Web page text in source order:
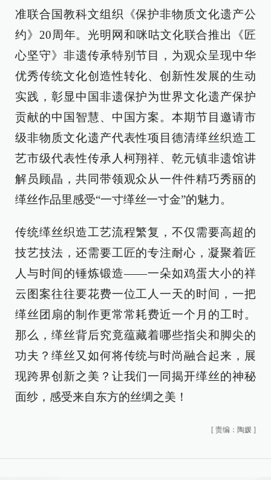
准联合国教科文组织《保护非物质文化遗产公
约》20周年。光明网和咪咕文化联合推出《匠
心坚守》非遗传承特别节目，为观众呈现中华
优秀传统文化创造性转化、创新性发展的生动
实践，彰显中国非遗保护为世界文化遗产保护
贡献的中国智慧、中国方案。本期节目邀请市
级非物质文化遗产代表性项目德清缂丝织造工
艺市级代表性传承人柯翔祥、乾元镇非遗馆讲
解员顾晶，共同带领观众从一件件精巧秀丽的
缂丝作品里感受“一寸缂丝一寸金”的魅力。
传统缂丝织造工艺流程繁复，不仅需要高超的
技艺技法，还需要工匠的专注耐心，凝聚着匠
人与时间的锤炼锻造——一朵如鸡蛋大小的祥
云图案往往要花费一位工人一天的时间，一把
缂丝团扇的制作更常常耗费近一个月的工时。
那么，缂丝背后究竟蕴藏着哪些指尖和脚尖的
功夫？缂丝又如何将传统与时尚融合起来，展
现跨界创新之美？让我们一同揭开缂丝的神秘
面纱，感受来自东方的丝绸之美！
[ 责编：陶媛 ]